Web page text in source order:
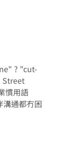
? "cut-
Street
慣用語
通都冇困